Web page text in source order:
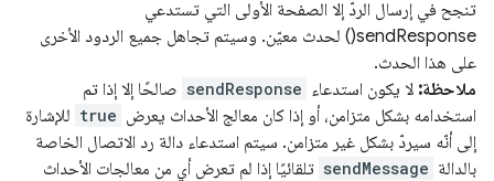
تنجح في إرسال الردّ إلا الصفحة الأولى التي تستدعي
sendResponse() لحدث معيّن. وسيتم تجاهل جميع الردود الأخرى
على هذا الحدث.
ملاحظة: لا يكون استدعاء sendResponse صالحًا إلا إذا تم
استخدامه بشكل متزامن، أو إذا كان معالج الأحداث يعرض true للإشارة
إلى أنّه سيردّ بشكل غير متزامن. سيتم استدعاء دالة رد الاتصال الخاصة
بالدالة sendMessage تلقائيًا إذا لم تعرض أي من معالجات الأحداث